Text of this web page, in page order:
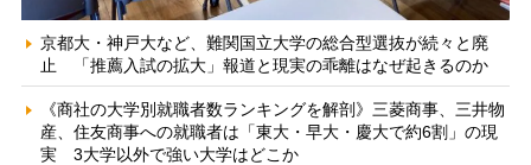
京都大・神戸大など、難関国立大学の総合型選抜が続々と廃
止 「推薦入試の拡大」報道と現実の乖離はなぜ起きるのか
《商社の大学別就職者数ランキングを解剖》三菱商事、三井物
産、住友商事への就職者は「東大・早大・慶大で約6割」の現
実 3大学以外で強い大学はどこか